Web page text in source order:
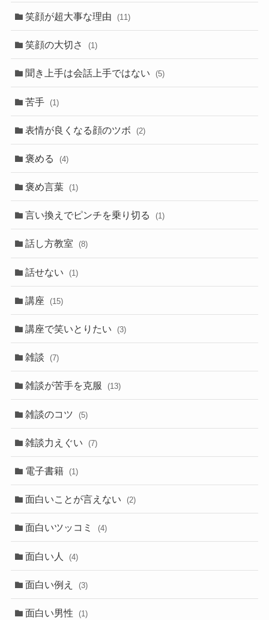
笑顔が超大事な理由 (11)
笑顔の大切さ (1)
聞き上手は会話上手ではない (5)
苦手 (1)
表情が良くなる顔のツボ (2)
褒める (4)
褒め言葉 (1)
言い換えでピンチを乗り切る (1)
話し方教室 (8)
話せない (1)
講座 (15)
講座で笑いとりたい (3)
雑談 (7)
雑談が苦手を克服 (13)
雑談のコツ (5)
雑談力えぐい (7)
電子書籍 (1)
面白いことが言えない (2)
面白いツッコミ (4)
面白い人 (4)
面白い例え (3)
面白い男性 (1)